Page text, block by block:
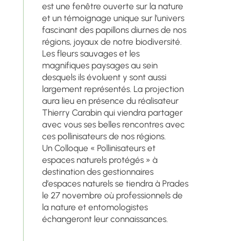
est une fenêtre ouverte sur la nature
et un témoignage unique sur l’univers
fascinant des papillons diurnes de nos
régions, joyaux de notre biodiversité.
Les fleurs sauvages et les
magnifiques paysages au sein
desquels ils évoluent y sont aussi
largement représentés. La projection
aura lieu en présence du réalisateur
Thierry Carabin qui viendra partager
avec vous ses belles rencontres avec
ces pollinisateurs de nos régions.
Un Colloque « Pollinisateurs et
espaces naturels protégés » à
destination des gestionnaires
d’espaces naturels se tiendra à Prades
le 27 novembre où professionnels de
la nature et entomologistes
échangeront leur connaissances.